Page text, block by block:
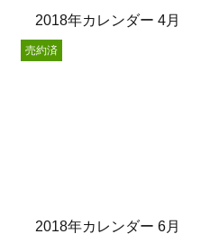
2018年カレンダー 4月
2018年カレンダー 6月
売約済